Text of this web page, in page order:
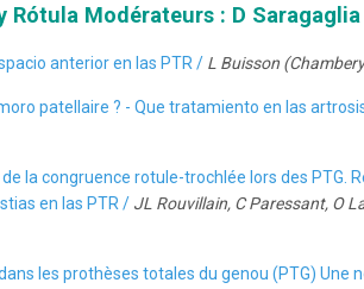
Rótula Modérateurs : D
anterior en las PTR / L Buisson
patellaire ? - Que tratamiento en las
la congruence rotule-trochlée lors des PTG.
en las PTR / JL Rouvillain, C Paressant, O
les prothèses totales du genou (PTG) Une